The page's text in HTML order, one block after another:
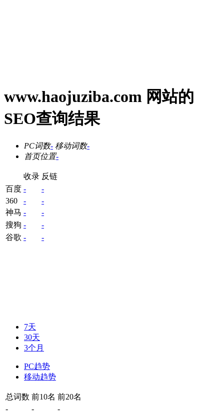
www.haojuziba.com 网站的
SEO查询结果
PC词数- 移动词数-
首页位置-
收录 反链
百度 -
-
360
-
-
神马 -
-
搜狗 -
-
谷歌 - -
7天
30天
3个月
PC趋势
移动趋势
总词数 前10名 前20名
-
- -